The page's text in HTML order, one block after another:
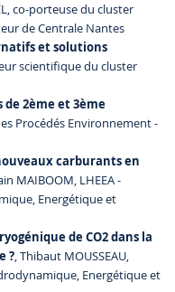
co-porteuse du cluster
de Centrale Nantes
et solutions
scientifique du cluster
2ème et 3ème
Procédés Environnement -
carburants en
MAIBOOM, LHEEA -
Energétique et
de CO2dans la
?, Thibaut MOUSSEAU,
Energétique et